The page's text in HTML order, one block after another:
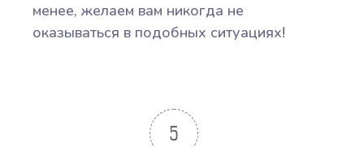
менее, желаем вам никогда не
оказываться в подобных ситуациях!
5